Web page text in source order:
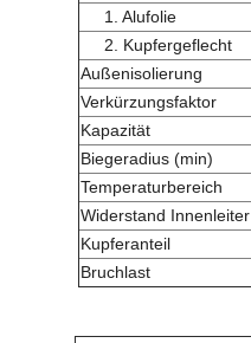
1. Alufolie
2. Kupfergeflecht
Außenisolierung
Verkürzungsfaktor
Kapazität
Biegeradius (min)
Temperaturbereich
Widerstand Innenleiter
Kupferanteil
Bruchlast